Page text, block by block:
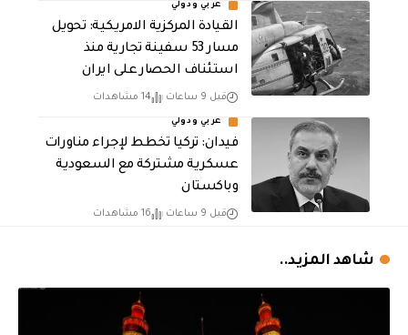
عربي ودولي
القيادة المركزية الامريكية: تحويل
مسار 53 سفينة تجارية منذ
استئناف الحصار على ايران
قبل 9 ساعات 14 مشاهدات
عربي ودولي
فيدان: تركيا تخطط لإجراء مناورات
عسكرية مشتركة مع السعودية
وباكستان
قبل 9 ساعات 16 مشاهدات
شاهد المزيد..